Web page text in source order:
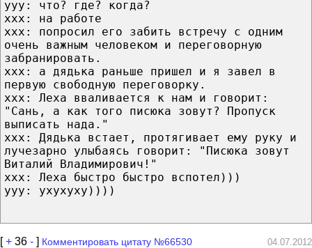
yyy: что? где? когда?
xxx: на работе
xxx: попросил его забить встречу с одним
очень важным человеком и переговорную
забранировать.
xxx: а дядька раньше пришел и я завел в
первую свободную переговорку.
xxx: Леха вваливается к нам и говорит:
"Сань, а как того писюка зовут? Пропуск
выписать нада."
xxx: Дядька встает, протягивает ему руку и
лучезарно улыбаясь говорит: "Писюка зовут
Виталий Владимирович!"
xxx: Леха быстро быстро вспотел)))
yyy: ухухуху))))
[+ 36 - ] Комментировать цитату №66530 04.07.2012